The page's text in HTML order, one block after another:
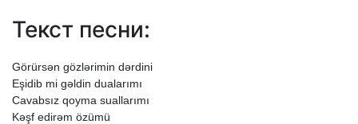
Текст песни:
Görürsən gözlərimin dərdini
Eşidib mi gəldin dualarımı
Cavabsız qoyma suallarımı
Kəşf edirəm özümü